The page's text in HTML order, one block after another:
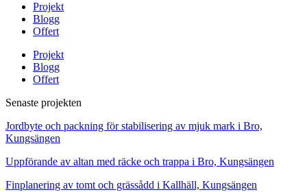
Projekt
Blogg
Offert
Projekt
Blogg
Offert
Senaste projekten
Jordbyte och packning för stabilisering av mjuk mark i Bro,
Kungsängen
Uppförande av altan med räcke och trappa i Bro, Kungsängen
Finplanering av tomt och grässådd i Kallhäll, Kungsängen